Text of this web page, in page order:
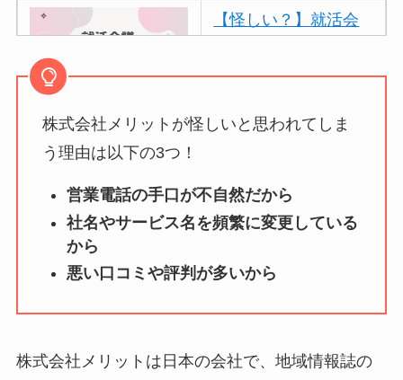
【怪しい？】就活会
アトムクリニックは
本当？
ータバンクの口コ
う？
【怪しい？】セルプ
株式会社メリットが怪しいと思われてしま
う理由は以下の3つ！
営業電話の手口が不自然だから
社名やサービス名を頻繁に変更している
から
悪い口コミや評判が多いから
株式会社メリットは日本の会社で、地域情報誌の